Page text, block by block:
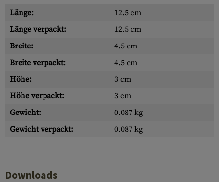
Länge:
12.5 cm
Länge verpackt:
12.5 cm
Breite:
4.5 cm
Breite verpackt:
4.5 cm
Höhe:
3 cm
Höhe verpackt:
3 cm
Gewicht:
0.087 kg
Gewicht verpackt:
0.087 kg
Downloads